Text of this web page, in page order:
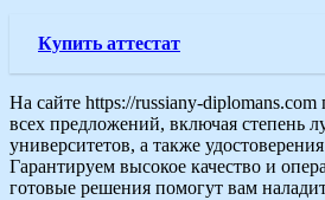
Купить аттестат
На сайте https://russiany-
всех предложений, включая степень
университетов, а также
Гарантируем высокое качество и
готовые решения помогут вам